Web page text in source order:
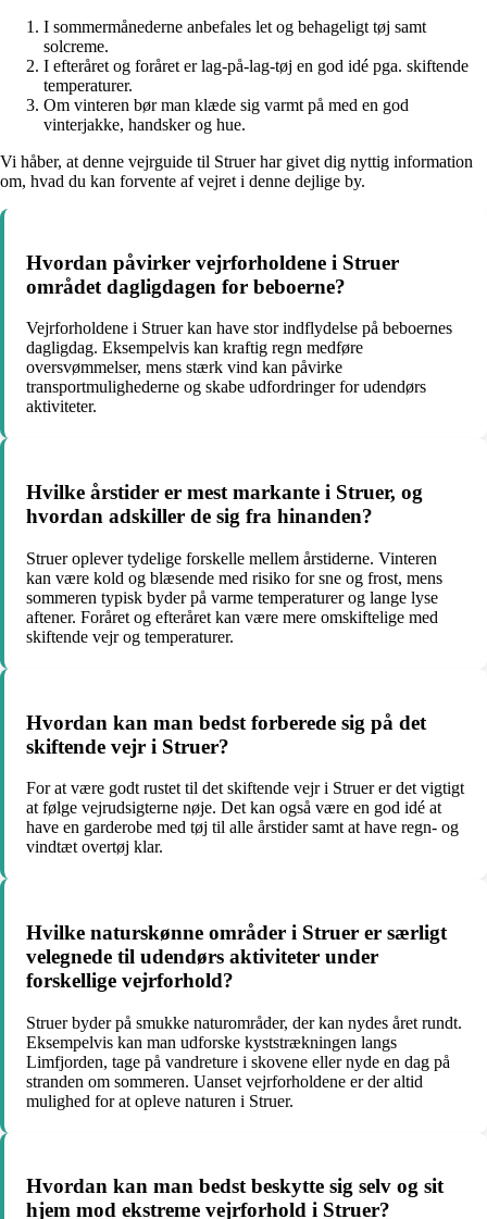
I sommermånederne anbefales let og behageligt tøj samt
solcreme.
I efteråret og foråret er lag-på-lag-tøj en god idé pga. skiftende
temperaturer.
Om vinteren bør man klæde sig varmt på med en god
vinterjakke, handsker og hue.
Vi håber, at denne vejrguide til Struer har givet dig nyttig information
om, hvad du kan forvente af vejret i denne dejlige by.
Hvordan påvirker vejrforholdene i Struer
området dagligdagen for beboerne?
Vejrforholdene i Struer kan have stor indflydelse på beboernes
dagligdag. Eksempelvis kan kraftig regn medføre
oversvømmelser, mens stærk vind kan påvirke
transportmulighederne og skabe udfordringer for udendørs
aktiviteter.
Hvilke årstider er mest markante i Struer, og
hvordan adskiller de sig fra hinanden?
Struer oplever tydelige forskelle mellem årstiderne. Vinteren
kan være kold og blæsende med risiko for sne og frost, mens
sommeren typisk byder på varme temperaturer og lange lyse
aftener. Foråret og efteråret kan være mere omskiftelige med
skiftende vejr og temperaturer.
Hvordan kan man bedst forberede sig på det
skiftende vejr i Struer?
For at være godt rustet til det skiftende vejr i Struer er det vigtigt
at følge vejrudsigterne nøje. Det kan også være en god idé at
have en garderobe med tøj til alle årstider samt at have regn- og
vindtæt overtøj klar.
Hvilke naturskønne områder i Struer er særligt
velegnede til udendørs aktiviteter under
forskellige vejrforhold?
Struer byder på smukke naturområder, der kan nydes året rundt.
Eksempelvis kan man udforske kyststrækningen langs
Limfjorden, tage på vandreture i skovene eller nyde en dag på
stranden om sommeren. Uanset vejrforholdene er der altid
mulighed for at opleve naturen i Struer.
Hvordan kan man bedst beskytte sig selv og sit
hjem mod ekstreme vejrforhold i Struer?